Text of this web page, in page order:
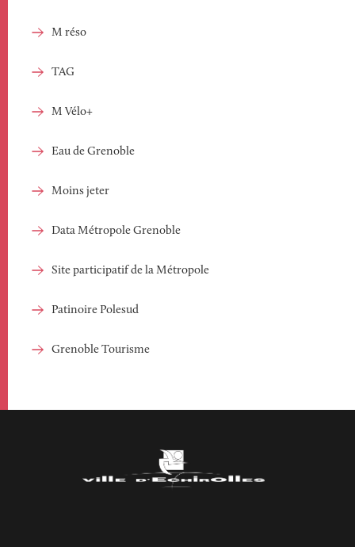
M réso
TAG
M Vélo+
Eau de Grenoble
Moins jeter
Data Métropole Grenoble
Site participatif de la Métropole
Patinoire Polesud
Grenoble Tourisme